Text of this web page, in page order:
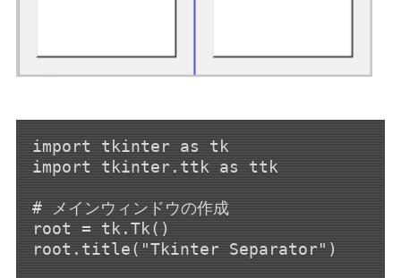
import tkinter as tk
import tkinter.ttk as ttk
# メインウィンドウの作成
root = tk.Tk()
root.title("Tkinter Separator")